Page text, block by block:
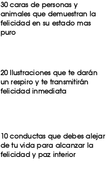
30 caras de personas y
animales que demuestran la
felicidad en su estado mas
puro
20 Ilustraciones que te darán
un respiro y te transmitirán
felicidad inmediata
10 conductas que debes alejar
de tu vida para alcanzar la
felicidad y paz interior